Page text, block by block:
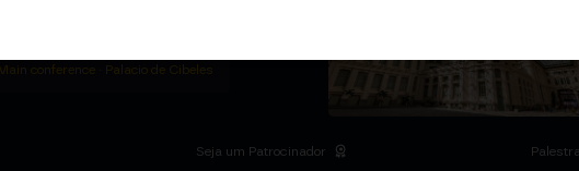
→ MADRID
2026
conference · Palacio de Cibeles
Seja um Patrocinador